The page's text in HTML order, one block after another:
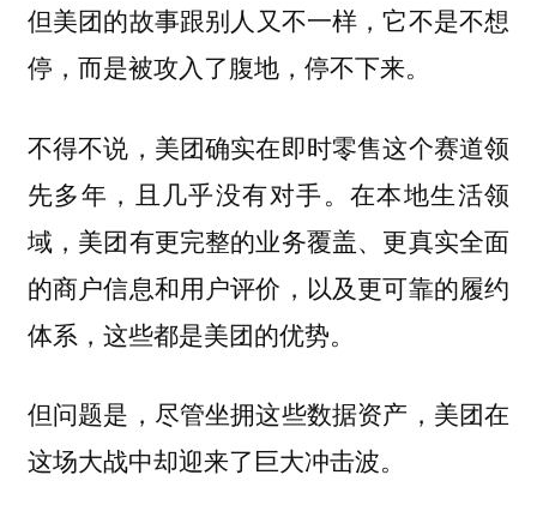
但美团的故事跟别人又不一样，它不是不想
停，而是被攻入了腹地，停不下来。
不得不说，美团确实在即时零售这个赛道领
先多年，且几乎没有对手。在本地生活领
域，美团有更完整的业务覆盖、更真实全面
的商户信息和用户评价，以及更可靠的履约
体系，这些都是美团的优势。
但问题是，尽管坐拥这些数据资产，美团在
这场大战中却迎来了巨大冲击波。